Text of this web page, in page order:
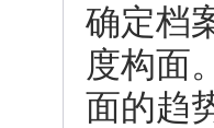
确定档
度构面
面的趋